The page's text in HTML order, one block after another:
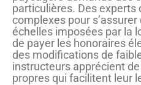
particulières. Des experts
complexes pour
échelles imposées par la
de payer les honoraires
des modifications de
instructeurs apprécient
propres qui facilitent leur